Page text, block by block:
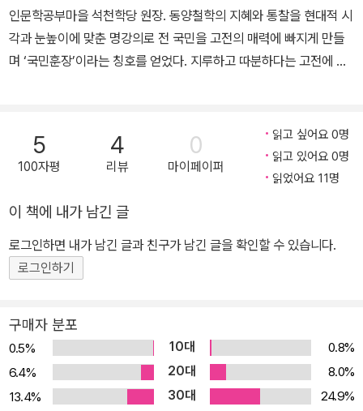
인문학공부마을 석천학당 원장. 동양철학의 지혜와 통찰을 현대적 시
각과 눈높이에 맞춘 명강의로 전 국민을 고전의 매력에 빠지게 만들
며 ‘국민훈장’이라는 칭호를 얻었다. 지루하고 따분하다는 고전에 대
불문하고 수많은 이들이 홍천 석천학당에 모여 동양철학을 공부하고
있다. 어려서부터 조부에게 한학을 배웠으며 성균관대학교 동양철학
과를 졸업하고 동대학원에서 동양철학 박사학위를 취득했다. 국역연
도가철학을 연구했다. 한국예술종합학교 전통예술원 교수, 포스코전
략대학 석좌교수, 민족문화콘텐츠연구원장을 역임했다. 이외에 휴넷
&J동양고전연구소 연구소장, 성균관 교육국장 청소년국장・교육원
S 제1라디오 〈시사고전〉을 7년 동안 1,577회 방송했고, EBS <손자
병법>, KBS <아침마당>, 삼성경제연구소 세리시이오(SERICEO)
에서 강의했다. 저서로 《3분 고전》《박재희의 아침을 여는 고전 일
력》《1일 1강 논어 강독》《1일 1강 도덕경 강독》《고전의 대문》(1, 2)
5
100자평
4
리뷰
0
마이페이퍼
읽고 싶어요 0명
읽고 있어요 0명
읽었어요 11명
이 책에 내가 남긴 글
로그인하면 내가 남긴 글과 친구가 남긴 글을 확인할 수 있습니다.
로그인하기
구매자 분포
0.5% 10대
0.8%
6.4%
20대
8.0%
13.4%
30대
24.9%